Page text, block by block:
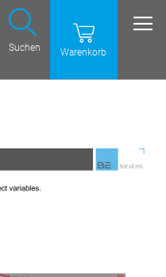
Warenkorb
Suchen